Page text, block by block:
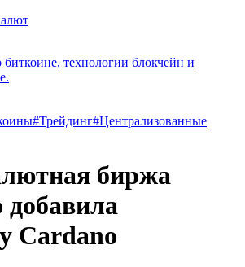
технологии блокчейн и
#Трейдинг#Централизованные
биржа
Cardano